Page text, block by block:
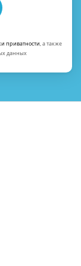
приватности, а также
данных